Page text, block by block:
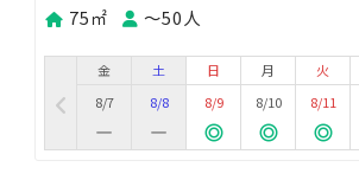
75㎡
〜50人
金
8/7
土
8/8
日
8/9
月
8/10
火
8/11